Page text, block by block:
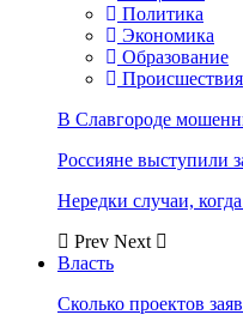
Политика
Экономика
Образование
Происшествия
В Славгороде
Россияне выступили
Нередки случаи,
Prev Next
Власть
Сколько проектов